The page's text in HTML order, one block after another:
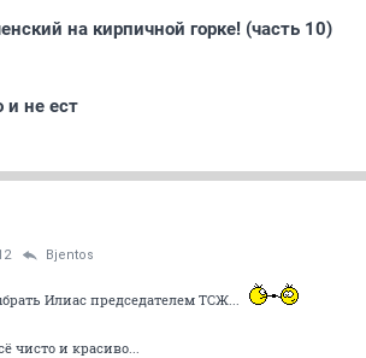
на кирпичной горке! (часть 10)
и не ест
Bjentos
Илиас председателем ТСЖ...
чисто и красиво...